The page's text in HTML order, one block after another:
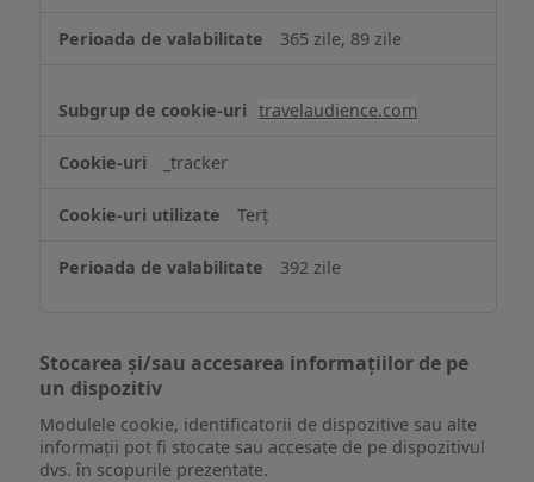
365 zile, 89 zile
travelaudience.com
_tracker
Terț
392 zile
Stocarea și/sau accesarea informațiilor de pe
un dispozitiv
Modulele cookie, identificatorii de dispozitive sau alte
informații pot fi stocate sau accesate de pe dispozitivul
dvs. în scopurile prezentate.